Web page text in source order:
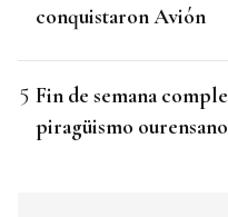
conquistaron Avión
Fin de semana
piragüismo ourensano